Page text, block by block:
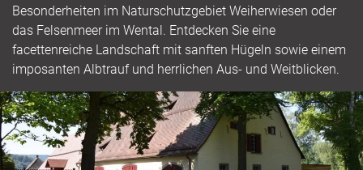
Besonderheiten im Naturschutzgebiet Weiherwiesen oder
das Felsenmeer im Wental. Entdecken Sie eine
facettenreiche Landschaft mit sanften Hügeln sowie einem
imposanten Albtrauf und herrlichen Aus- und Weitblicken.